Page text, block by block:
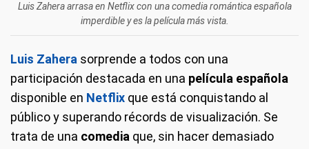
Luis Zahera arrasa en Netflix con una comedia romántica española
imperdible y es la película más vista.
Luis Zahera sorprende a todos con una
participación destacada en una película española
disponible en Netflix que está conquistando al
público y superando récords de visualización. Se
trata de una comedia que, sin hacer demasiado